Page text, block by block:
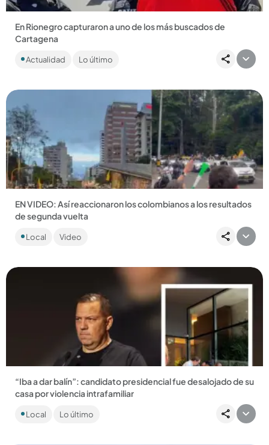
En Rionegro capturaron a uno de los más buscados de
Cartagena
Cartagena, intentó huir del país y fue devuelto por las
Actualidad Lo último
Compartir Noticia
EN VIDEO: Así reaccionaron los colombianos a los resultados
de segunda vuelta
Entre celebraciones y manifestaciones de inconformidad,
las reacciones están tan parejas como los resultados....
Local Video
Compartir Noticia
“Iba a dar balín”: candidato presidencial fue desalojado de su
casa por violencia intrafamiliar
mamá de su hijo y que todo forma parte de un ataque con
Local Lo último